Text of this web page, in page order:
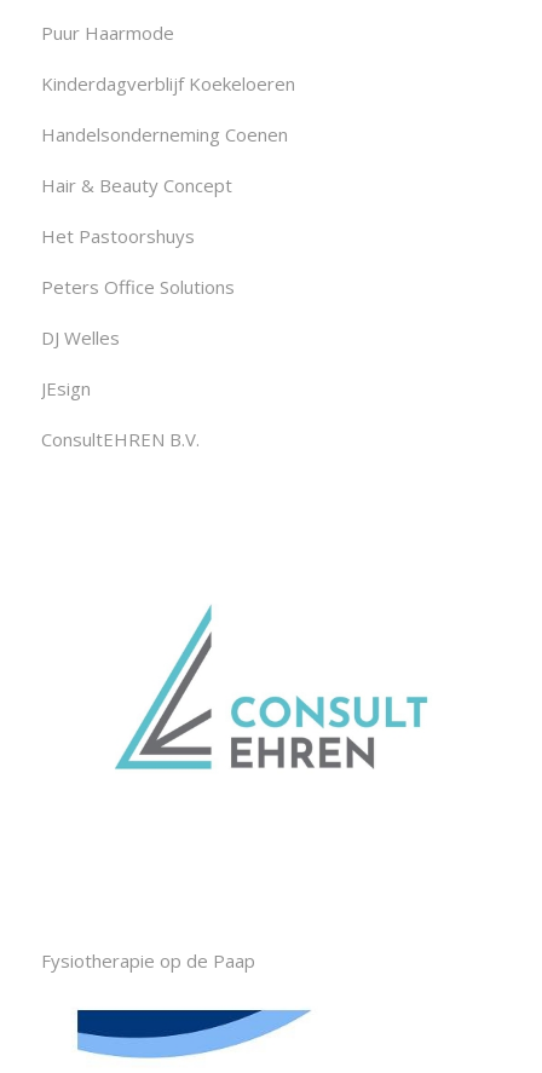
Puur Haarmode
Kinderdagverblijf Koekeloeren
Handelsonderneming Coenen
Hair & Beauty Concept
Het Pastoorshuys
Peters Office Solutions
DJ Welles
JEsign
ConsultEHREN B.V.
Fysiotherapie op de Paap